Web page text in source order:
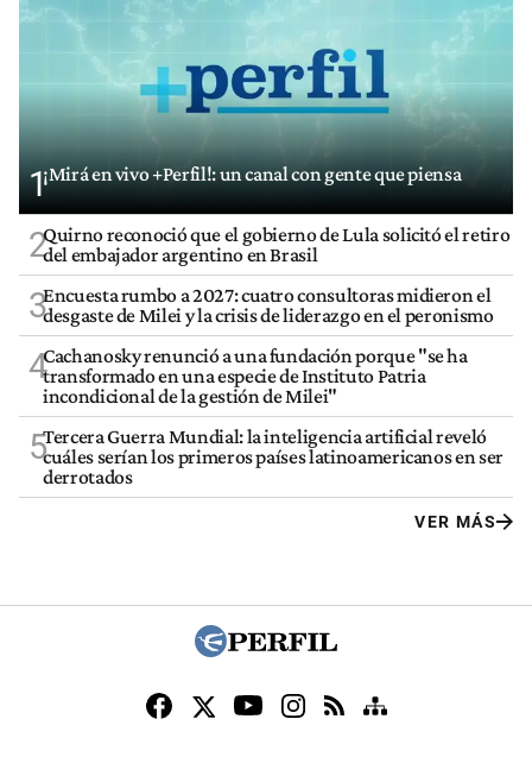
1¡Mirá en vivo +Perfil!: un canal con gente que piensa
2Quirno reconoció que el gobierno de Lula solicitó el retiro
del embajador argentino en Brasil
3Encuesta rumbo a 2027: cuatro consultoras midieron el
desgaste de Milei y la crisis de liderazgo en el peronismo
4Cachanosky renunció a una fundación porque "se ha
transformado en una especie de Instituto Patria
incondicional de la gestión de Milei"
5Tercera Guerra Mundial: la inteligencia artificial reveló
cuáles serían los primeros países latinoamericanos en ser
derrotados
VER MÁS